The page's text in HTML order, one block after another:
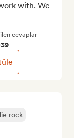
rock
with. We
cevaplar